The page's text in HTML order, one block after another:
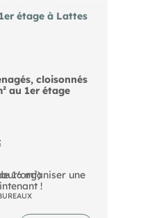
notre
étage à Lattes
cloisonnés
au 1er étage
16 m²)
organiser une
!